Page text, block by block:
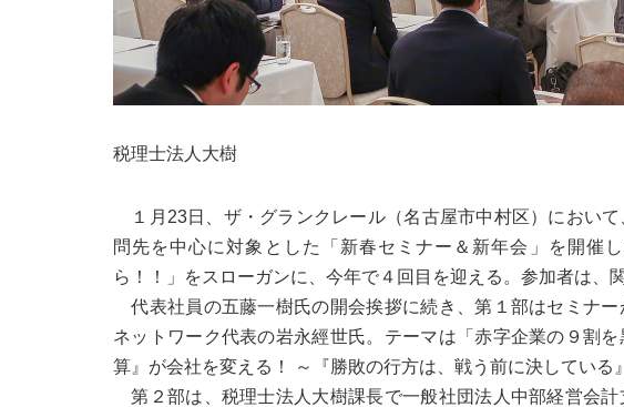
税理士法人大樹
１月23日、ザ・グランクレール（名古屋市中村区）におい
問先を中心に対象とした「新春セミナー＆新年会」を開催
ら！！」をスローガンに、今年で４回目を迎える。参加者は、
代表社員の五藤一樹氏の開会挨拶に続き、第１部はセミナ
ネットワーク代表の岩永經世氏。テーマは「赤字企業の９割
算』が会社を変える！ ～『勝敗の行方は、戦う前に決している
第２部は、税理士法人大樹課長で一般社団法人中部経営会